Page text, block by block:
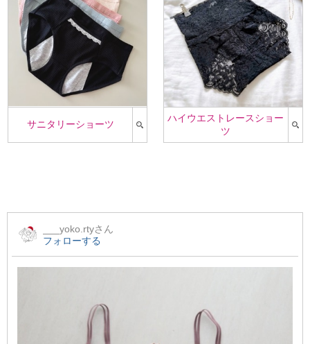
サニタリーショーツ
ハイウエストレースショー
ツ
___yoko.rtyさん
フォローする